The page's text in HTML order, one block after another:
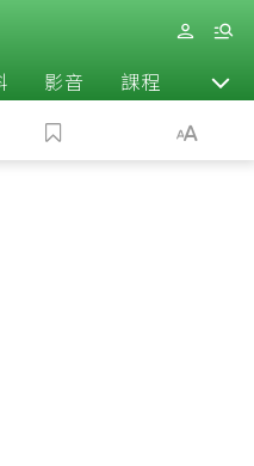
影音 課程 退休